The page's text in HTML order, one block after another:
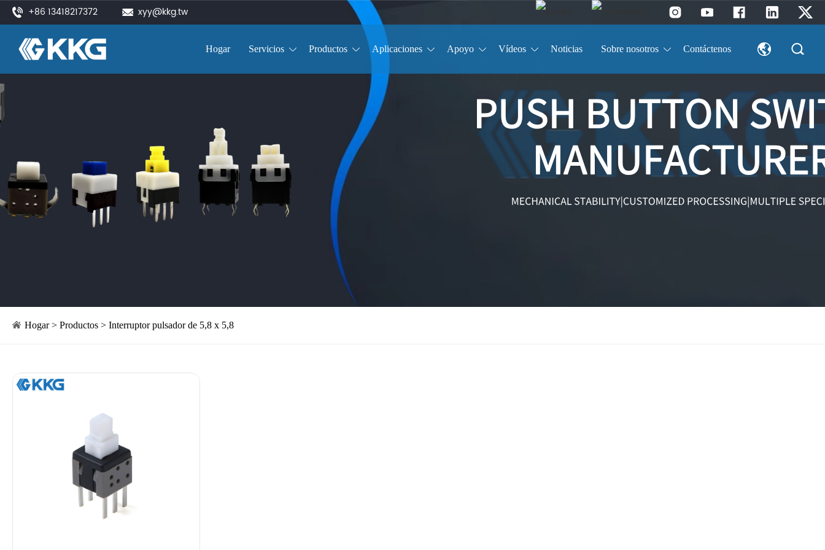
+86 13418217372 xyy@kkg.tw
Hogar Servicios Productos Aplicaciones Apoyo Vídeos Noticias Sobre nosotros Contáctenos
Hogar> Productos > Interruptor pulsador de 5,8 x 5,8